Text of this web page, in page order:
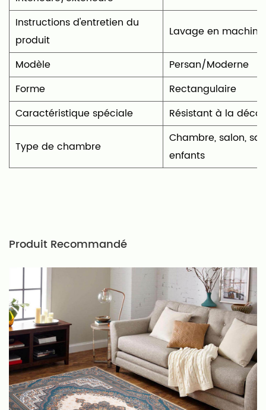
Instructions d'entretien du
produit
‎Lavage en machine
Modèle
Persan/Moderne
Forme
‎Rectangulaire
Caractéristique spéciale
‎Résistant à la
Type de chambre
‎Chambre, salon,
enfants
Produit Recommandé